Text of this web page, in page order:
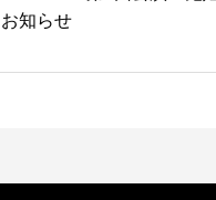
お知らせ